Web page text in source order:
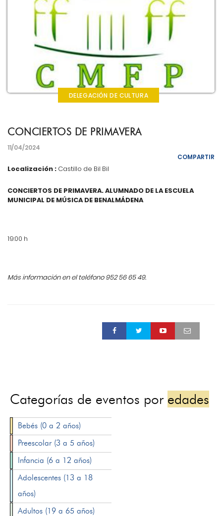
DELEGACIÓN DE CULTURA
CONCIERTOS DE PRIMAVERA
11/04/2024
COMPARTIR
Localización : Castillo de Bil Bil
CONCIERTOS DE PRIMAVERA. ALUMNADO DE LA ESCUELA
MUNICIPAL DE MÚSICA DE BENALMÁDENA
19:00 h
Más información en el teléfono 952 56 65 49.
Categorías de eventos por edades
Bebés (0 a 2 años)
Preescolar (3 a 5 años)
Infancia (6 a 12 años)
Adolescentes (13 a 18
años)
Adultos (19 a 65 años)